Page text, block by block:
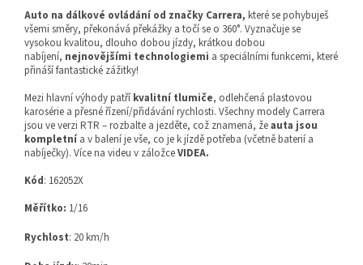
Auto na dálkové ovládání od značky Carrera, které se pohybuješ
všemi směry, překonává překážky a točí se o 360°. Vyznačuje se
vysokou kvalitou, dlouho dobou jízdy, krátkou dobou
nabíjení, nejnovějšími technologiemi a speciálními funkcemi, které
přináší fantastické zážitky!
Mezi hlavní výhody patří kvalitní tlumiče, odlehčená plastovou
karosérie a přesné řízení/přidávání rychlosti. Všechny modely Carrera
jsou ve verzi RTR – rozbalte a jezděte, což znamená, žeauta jsou
kompletnía v balení je vše, co je k jízdě potřeba (včetně baterií a
nabíječky). Více na videu v záložceVIDEA.
Kód: 162052X
Měřítko: 1/16
Rychlost: 20 km/h